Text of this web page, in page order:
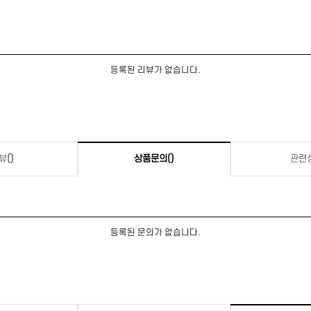
등록된 리뷰가 없습니다.
() 상품문의 () 관련
등록된 문의가 없습니다.